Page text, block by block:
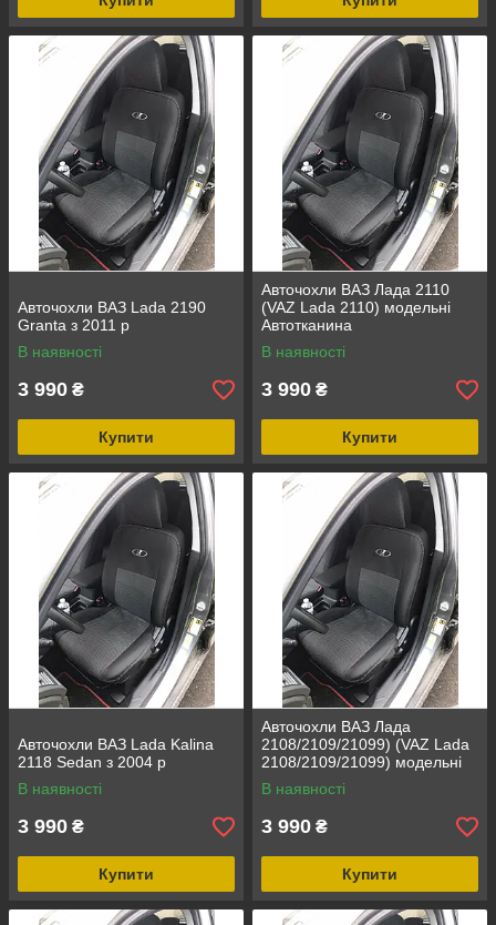
Авточохли ВАЗ Lada 2190
Granta з 2011 р
В наявності
3 990 ₴
Купити
Авточохли ВАЗ Лада 2110
(VAZ Lada 2110) модельні
Автотканина
В наявності
3 990 ₴
Купити
Авточохли ВАЗ Lada Kalina
2118 Sedan з 2004 р
В наявності
3 990 ₴
Купити
Авточохли ВАЗ Лада
2108/2109/21099) (VAZ Lada
2108/2109/21099) модельні
Автотканина
В наявності
3 990 ₴
Купити